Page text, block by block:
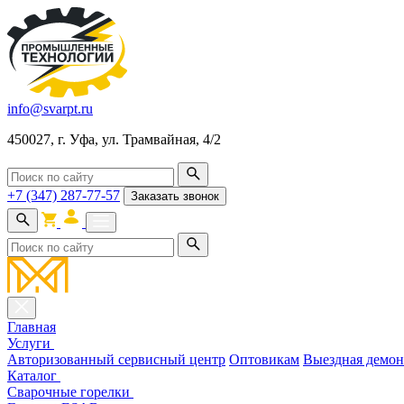
info@svarpt.ru
450027, г. Уфа, ул. Трамвайная, 4/2
+7 (347) 287-77-57 Заказать звонок
Главная
Услуги
Авторизованный сервисный центр Оптовикам Выездная
Каталог
Cварочные горелки